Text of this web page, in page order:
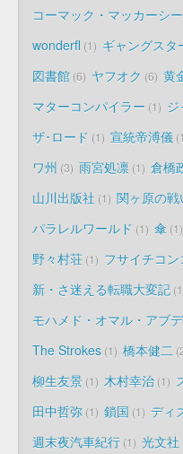
コーマック・マッカーシー
wonderfl 1 ギャングスタ
図書館 6 ヤフオク 6 黄
マターコンパイラー 1 ジ
ザ･ロード 1 宣統帝溥儀 1
ワ州 3 雨宮処凛 1 倉橋
山川出版社 1 関ヶ原の戦
パラレルワールド 1 傘 1
野々村荘 1 フサイチコン
新・さ迷える転職大変記
モハメド・オマル・アブ
The Strokes 1 橋本健二
柳生友景 1 木村幸治 1
田中哲弥 1 鎖国 1 ディ
週末夜汽車紀行 1 光文社